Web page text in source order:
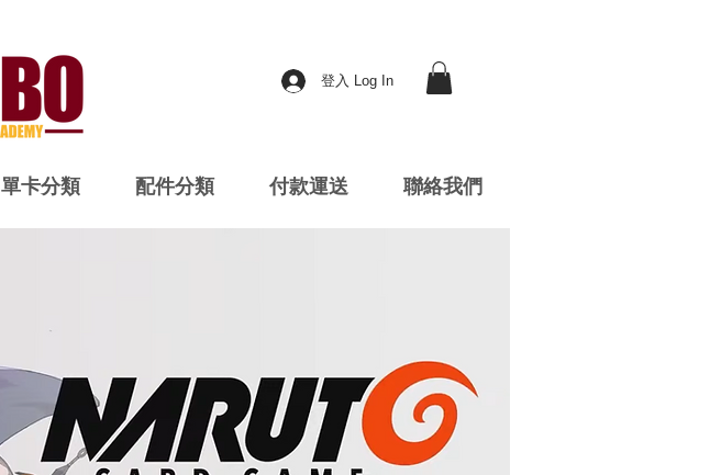
登入 Log In
單卡分類 配件分類 付款運送 聯絡我們